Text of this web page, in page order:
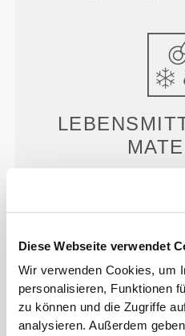
Diese Webseite verwendet
Wir verwenden Cookies, um
personalisieren, Funktionen
zu können und die Zugriffe
analysieren. Außerdem
gefrier- und